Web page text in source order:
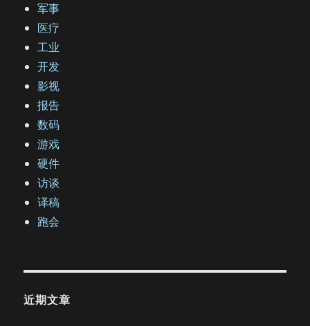
军事
医疗
工业
开发
影视
报告
数码
游戏
硬件
访谈
译稿
跑会
近期文章